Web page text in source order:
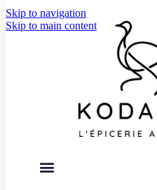
Skip to navigation
Skip to main content